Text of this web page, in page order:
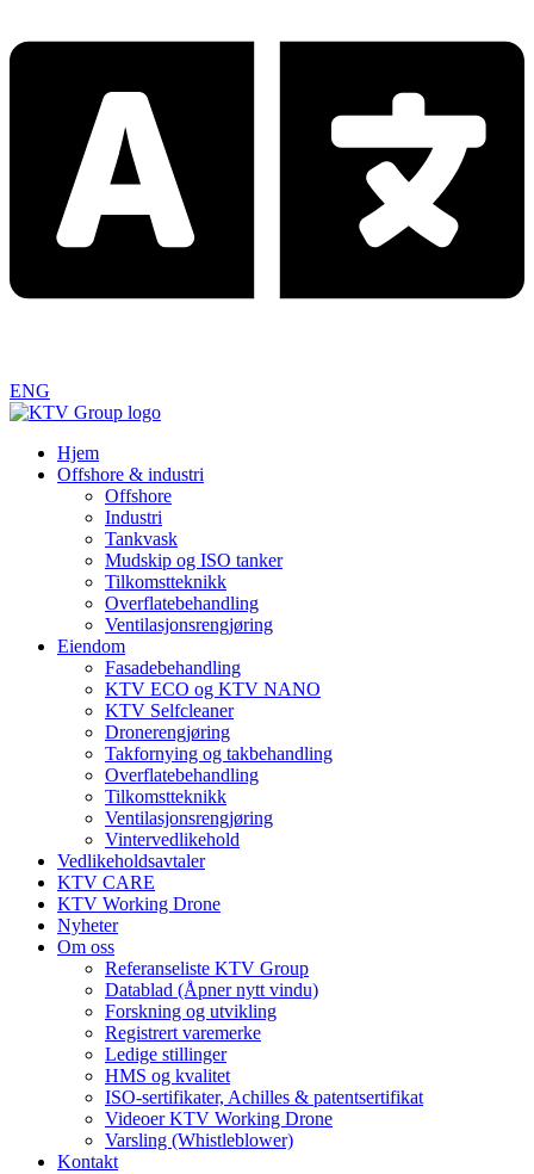
ENG
Hjem
Offshore & industri
Offshore
Industri
Tankvask
Mudskip og ISO tanker
Tilkomstteknikk
Overflatebehandling
Ventilasjonsrengjøring
Eiendom
Fasadebehandling
KTV ECO og KTV NANO
KTV Selfcleaner
Dronerengjøring
Takfornying og takbehandling
Overflatebehandling
Tilkomstteknikk
Ventilasjonsrengjøring
Vintervedlikehold
Vedlikeholdsavtaler
KTV CARE
KTV Working Drone
Nyheter
Om oss
Referanseliste KTV Group
Datablad (Åpner nytt vindu)
Forskning og utvikling
Registrert varemerke
Ledige stillinger
HMS og kvalitet
ISO-sertifikater, Achilles & patentsertifikat
Videoer KTV Working Drone
Varsling (Whistleblower)
Kontakt